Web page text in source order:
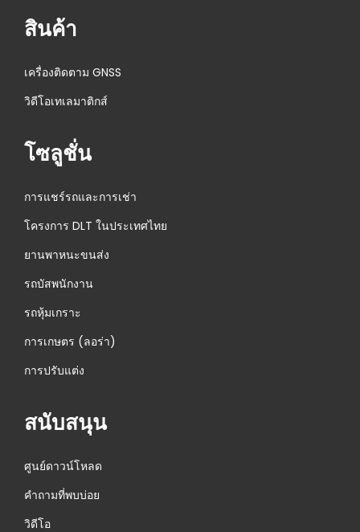
สินค้า
เครื่องติดตาม GNSS
วิดีโอเทเลมาติกส์
โซลูชั่น
การแชร์รถและการเช่า
โครงการ DLT ในประเทศไทย
ยานพาหนะขนส่ง
รถบัสพนักงาน
รถหุ้มเกราะ
การเกษตร (ลอร่า)
การปรับแต่ง
สนับสนุน
ศูนย์ดาวน์โหลด
คำถามที่พบบ่อย
วิดีโอ